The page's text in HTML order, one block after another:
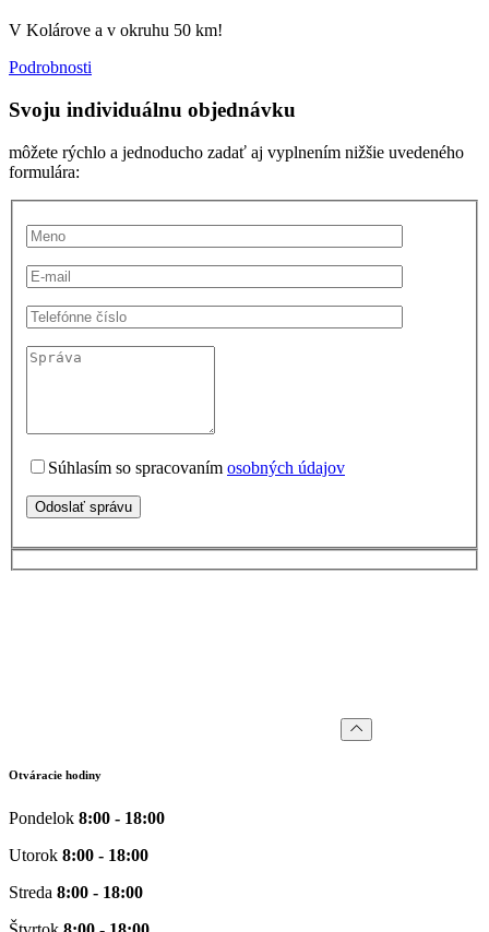
V Kolárove a v okruhu 50 km!
Podrobnosti
Svoju individuálnu objednávku
môžete rýchlo a jednoducho zadať aj vyplnením nižšie uvedeného
formulára:
Súhlasím so spracovaním osobných údajov
Odoslať správu
Otváracie hodiny
Pondelok 8:00 - 18:00
Utorok 8:00 - 18:00
Streda 8:00 - 18:00